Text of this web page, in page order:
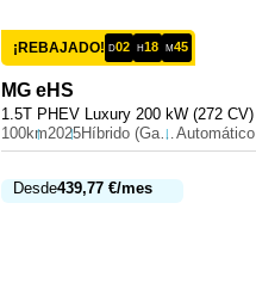
¡REBAJADO! D02 H18 M45
MG eHS
1.5T PHEV Luxury 200 kW (272 CV)
100km2025 Híbrido (Gasolina) Automático
Desde439,77 €/mes